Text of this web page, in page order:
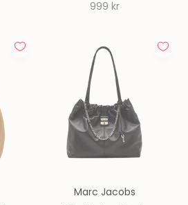
REA-pris
999 kr
Marc Jacobs